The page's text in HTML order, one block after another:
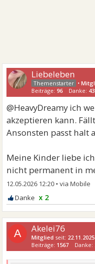
Liebeleben
•
Beiträge:96 Danke:
@HeavyDreamy ich
akzeptieren kann.
Ansonsten passt halt
Meine Kinder liebe
nicht permanent in
12.05.2026 12:20 •
x 2
A Akelei76
Mitglied seit: 22.11.2025
Beiträge: 1567 Danke: